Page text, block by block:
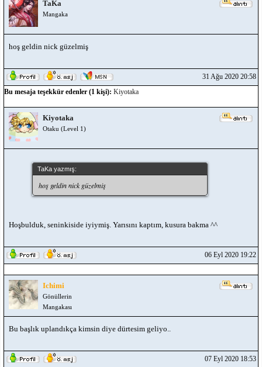
TaKa
Mangaka
hoş geldin nick güzelmiş
31 Ağu 2020 20:58
Bu mesaja teşekkür edenler (1 kişi): Kiyotaka
Kiyotaka
Otaku (Level 1)
TaKa yazmış:
hoş geldin nick güzelmiş
Hoşbulduk, seninkiside iyiymiş. Yarısını kaptım, kusura bakma ^^
06 Eyl 2020 19:22
Ichimi
Gönüllerin
Mangakası
Bu başlık uplandıkça kimsin diye dürtesim geliyo..
07 Eyl 2020 18:53